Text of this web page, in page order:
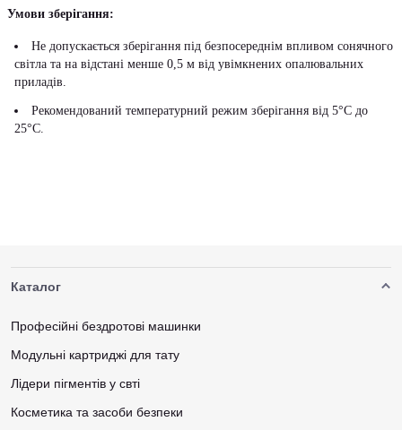
Умови зберігання:
Не допускається зберігання під безпосереднім впливом сонячного
світла та на відстані менше 0,5 м від увімкнених опалювальних
приладів.
Рекомендований температурний режим зберігання від 5°С до
25°С.
Каталог
Професійні бездротові машинки
Модульні картриджі для тату
Лідери пігментів у свті
Косметика та засоби безпеки